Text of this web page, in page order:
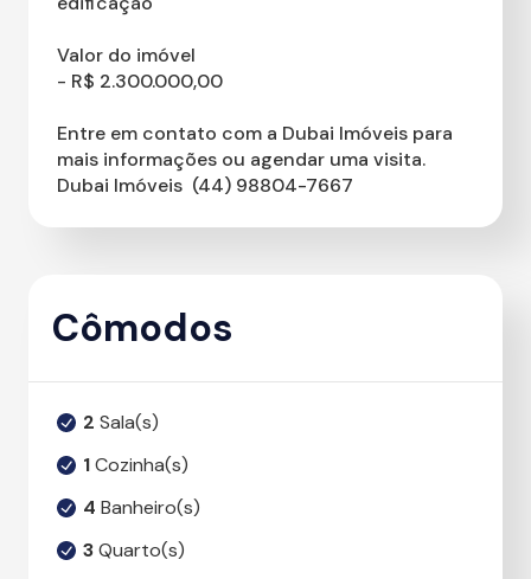
Valor do imóvel
- R$ 2.300.000,00
Entre em contato com a Dubai Imóveis para
mais informações ou agendar uma visita.
Dubai Imóveis  (44) 98804-7667
Cômodos
2 Sala(s)
1Cozinha(s)
4 Banheiro(s)
3Quarto(s)